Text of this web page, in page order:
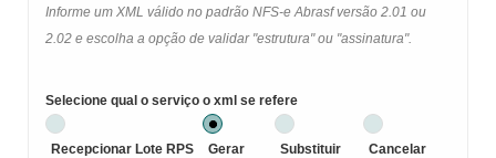
Informe um XML válido no padrão NFS-e Abrasf versão 2.01 ou
2.02 e escolha a opção de validar "estrutura" ou "assinatura".
Selecione qual o serviço o xml se refere
Recepcionar Lote RPS
Gerar
Substituir
Cancelar